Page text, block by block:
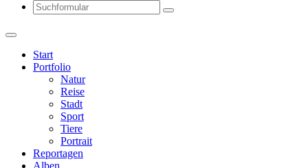
Search
Start
Portfolio
Natur
Reise
Stadt
Sport
Tiere
Portrait
Reportagen
Alben